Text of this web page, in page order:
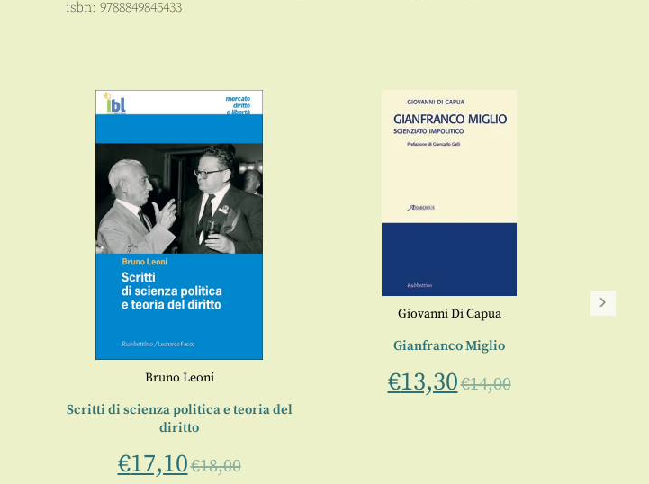
isbn: 9788849845433
Bruno Leoni
Scritti di scienza politica e teoria del
diritto
€17,10€18,00
Giovanni Di Capua
Gianfranco Miglio
€13,30€14,00